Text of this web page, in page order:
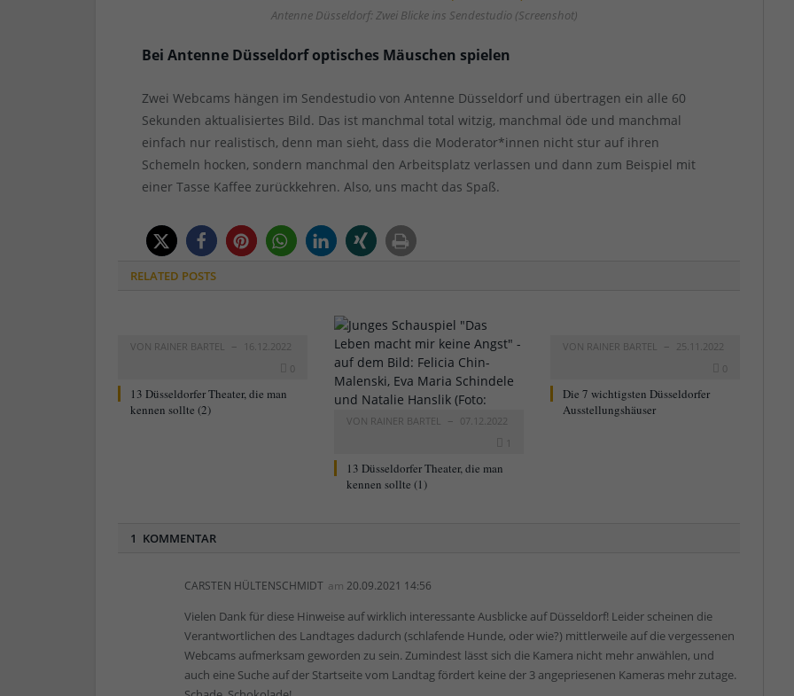
Antenne Düsseldorf: Zwei Blicke ins Sendestudio (Screenshot)
Bei Antenne Düsseldorf optisches Mäuschen spielen
Zwei Webcams hängen im Sendestudio von Antenne Düsseldorf und übertragen ein alle 60
Sekunden aktualisiertes Bild. Das ist manchmal total witzig, manchmal öde und manchmal
einfach nur realistisch, denn man sieht, dass die Moderator*innen nicht stur auf ihren
Schemeln hocken, sondern manchmal den Arbeitsplatz verlassen und dann zum Beispiel mit
einer Tasse Kaffee zurückkehren. Also, uns macht das Spaß.
RELATED POSTS
VON RAINER BARTEL
16.12.2022
0
13 Düsseldorfer Theater, die man
kennen sollte (2)
VON RAINER BARTEL
07.12.2022
1
13 Düsseldorfer Theater, die man
kennen sollte (1)
VON RAINER BARTEL
25.11.2022
0
Die 7 wichtigsten Düsseldorfer
Ausstellungshäuser
1 KOMMENTAR
CARSTEN HÜLTENSCHMIDT am 20.09.2021 14:56
Vielen Dank für diese Hinweise auf wirklich interessante Ausblicke auf Düsseldorf! Leider scheinen die
Verantwortlichen des Landtages dadurch (schlafende Hunde, oder wie?) mittlerweile auf die vergessenen
Webcams aufmerksam geworden zu sein. Zumindest lässt sich die Kamera nicht mehr anwählen, und
auch eine Suche auf der Startseite vom Landtag fördert keine der 3 angepriesenen Kameras mehr zutage.